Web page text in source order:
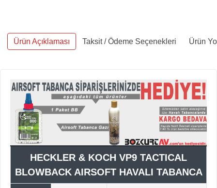
Ürün Açıklaması Taksit / Ödeme Seçenekleri Ürün
HECKLER & KOCH VP9 TACTICAL
BLOWBACK AIRSOFT HAVALI TABANCA